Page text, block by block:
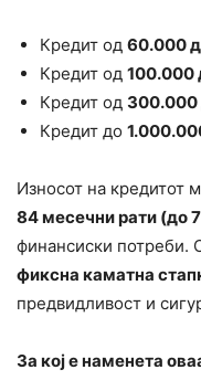
Кредит од 60.000
Кредит од 100.000
Кредит од 300.000
Кредит до
Износот на кредитот
84 месечни рати (до
финансиски потреби.
фиксна каматна
предвидливост и
За кој е наменета